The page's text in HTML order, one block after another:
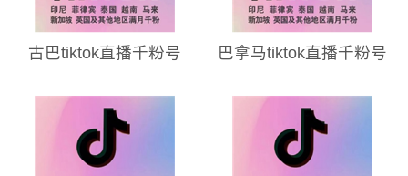
古巴tiktok直播千粉号 巴拿马tiktok直播千粉号